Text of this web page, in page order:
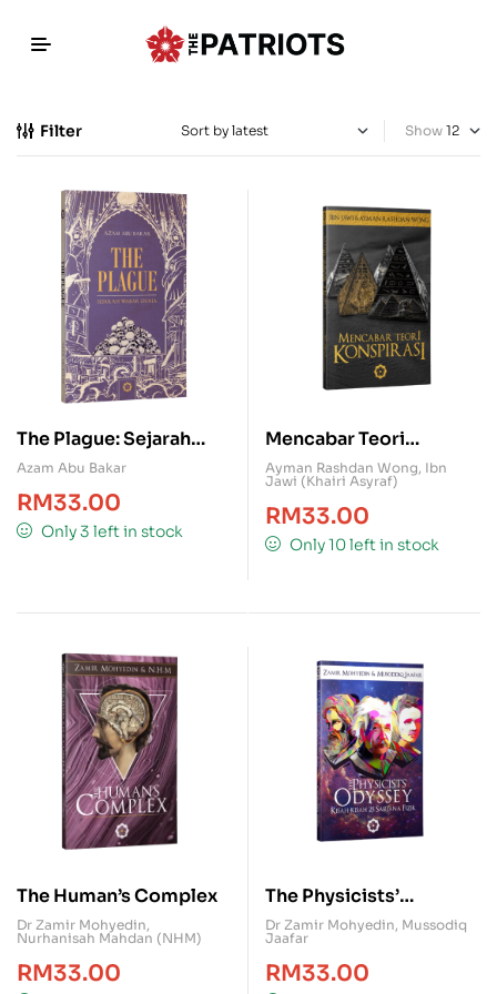
Filter Show
The Plague: Sejarah
Wabak Dunia
Azam Abu Bakar
RM33.00
Only 3 left in stock
Mencabar Teori
Konspirasi
Ayman Rashdan Wong, Ibn
Jawi (Khairi Asyraf)
RM33.00
Only 10 left in stock
The Human’s Complex
Dr Zamir Mohyedin,
Nurhanisah Mahdan (NHM)
RM33.00
The Physicists’
Odyssey – Kisah-Kisah
25 Sarjana Fizik
Dr Zamir Mohyedin, Mussodiq
Jaafar
RM33.00